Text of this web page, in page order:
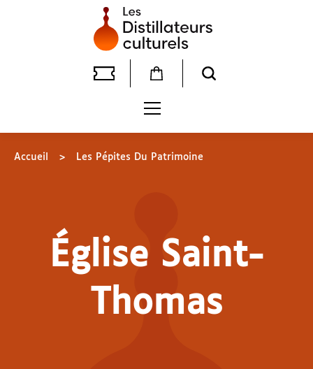
Accueil > Les Pépites Du Patrimoine
Église Saint-
Thomas